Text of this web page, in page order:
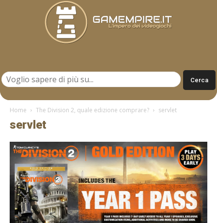
Home The Division 2, quale edizione comprare? servlet
servlet